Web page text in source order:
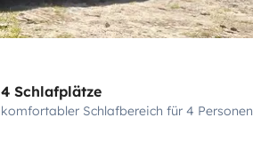
4 Schlafplätze
komfortabler Schlafbereich für 4 Personen